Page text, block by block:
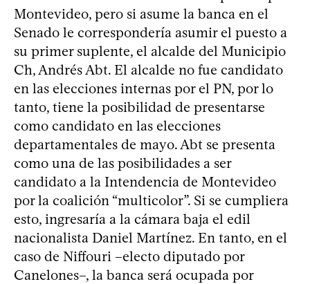
Montevideo, pero si asume la banca en el
Senado le correspondería asumir el puesto a
su primer suplente, el alcalde del Municipio
Ch, Andrés Abt. El alcalde no fue candidato
en las elecciones internas por el PN, por lo
tanto, tiene la posibilidad de presentarse
como candidato en las elecciones
departamentales de mayo. Abt se presenta
como una de las posibilidades a ser
candidato a la Intendencia de Montevideo
por la coalición “multicolor”. Si se cumpliera
esto, ingresaría a la cámara baja el edil
nacionalista Daniel Martínez. En tanto, en el
caso de Niffouri –electo diputado por
Canelones–, la banca será ocupada por